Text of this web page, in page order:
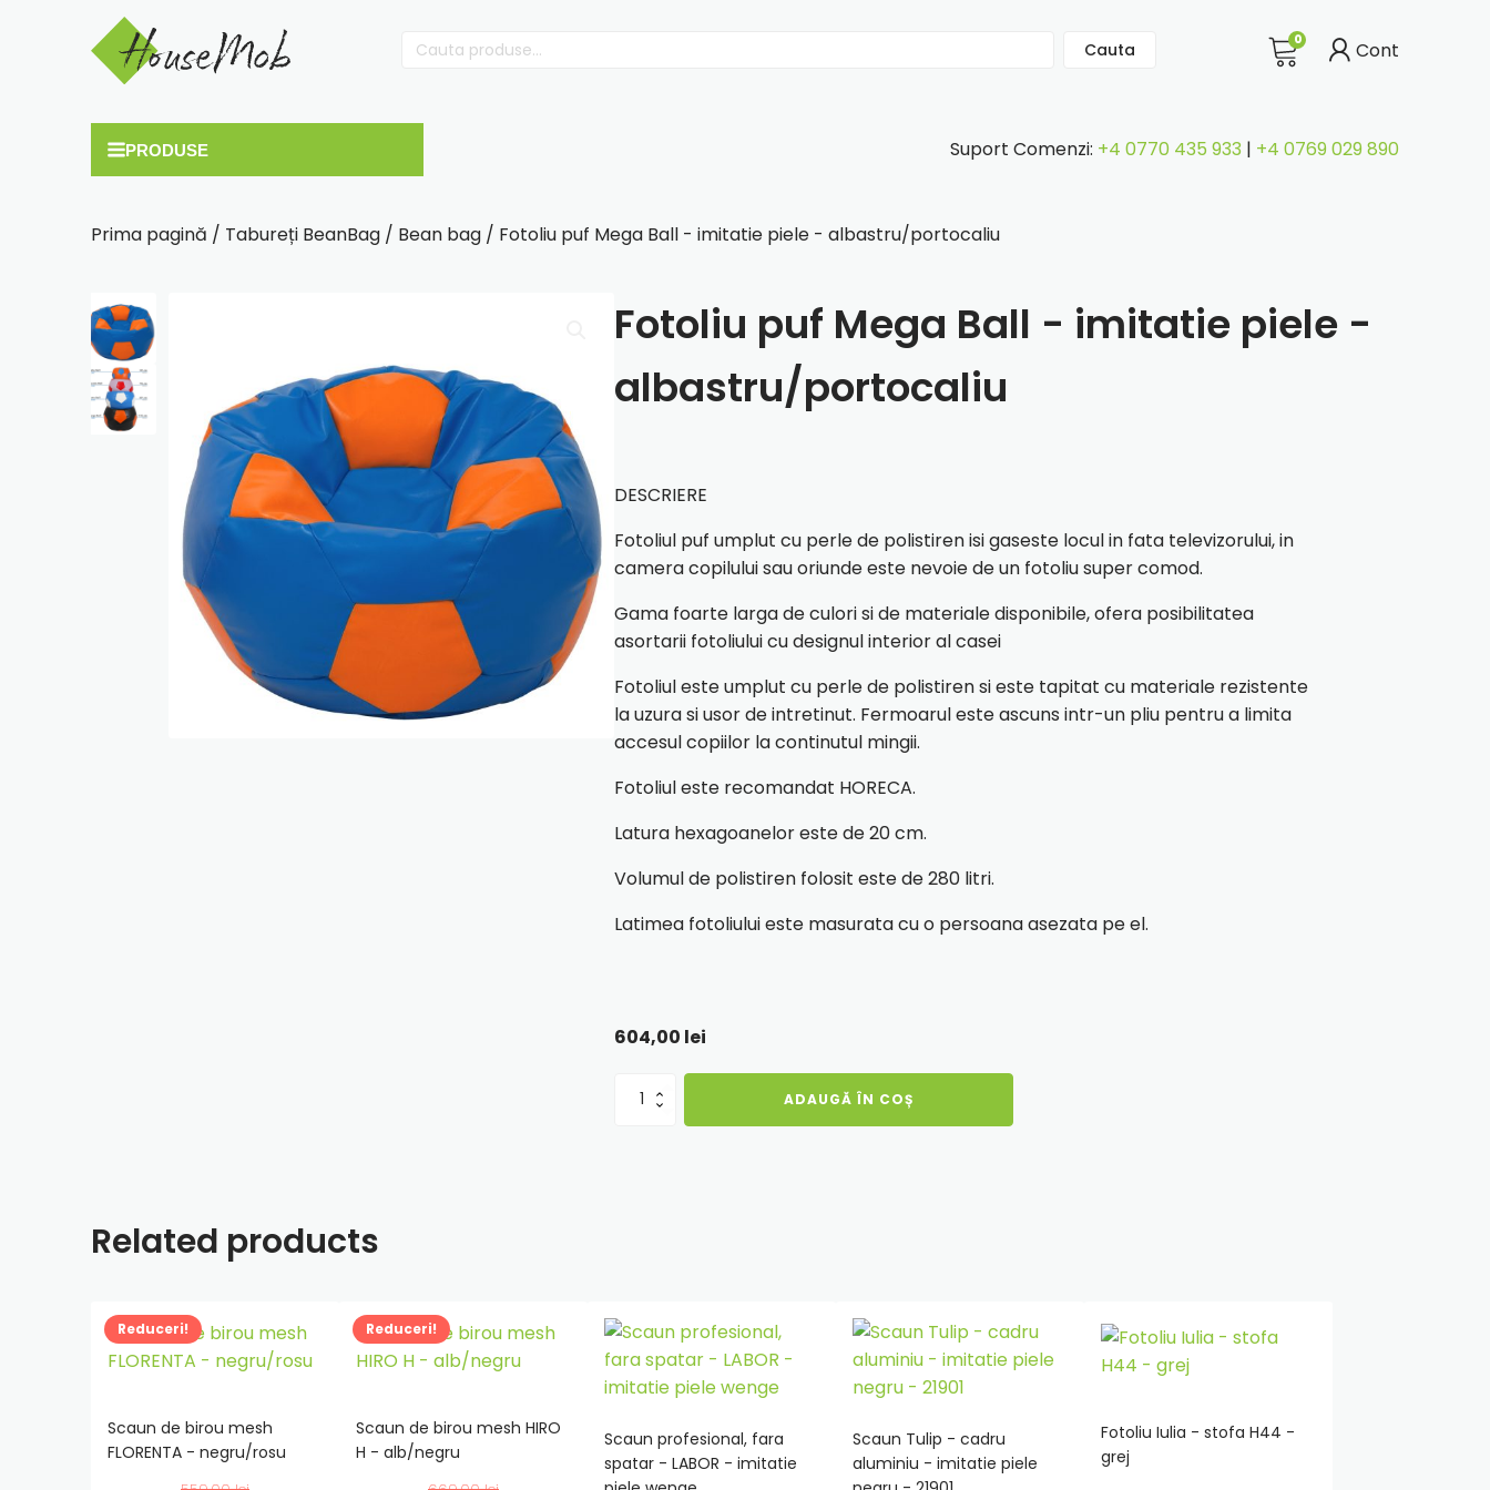
Cauta
Cauta
0 Cont
Suport Comenzi: +4 0770 435 933 | +4 0769 029 890
Prima pagină / Tabureți BeanBag / Bean bag / Fotoliu puf Mega Ball - imitatie piele - albastru/portocaliu
Fotoliu puf Mega Ball - imitatie piele -
albastru/portocaliu
DESCRIERE
Fotoliul puf umplut cu perle de polistiren isi gaseste locul in fata televizorului, in
camera copilului sau oriunde este nevoie de un fotoliu super comod.
Gama foarte larga de culori si de materiale disponibile, ofera posibilitatea
asortarii fotoliului cu designul interior al casei
Fotoliul este umplut cu perle de polistiren si este tapitat cu materiale rezistente
la uzura si usor de intretinut. Fermoarul este ascuns intr-un pliu pentru a limita
accesul copiilor la continutul mingii.
Fotoliul este recomandat HORECA.
Latura hexagoanelor este de 20 cm.
Volumul de polistiren folosit este de 280 litri.
Latimea fotoliului este masurata cu o persoana asezata pe el.
604,00 lei
Cantitate
ADAUGĂ ÎN COȘ
Related products
Reduceri!
Scaun de birou mesh
FLORENTA - negru/rosu
Adauga
Reduceri!
Scaun de birou mesh HIRO
H - alb/negru
Adauga
Scaun profesional, fara
spatar - LABOR - imitatie
Adauga
Scaun Tulip - cadru
aluminiu - imitatie piele
Adauga
Fotoliu Iulia - stofa H44 -
grej
Adauga